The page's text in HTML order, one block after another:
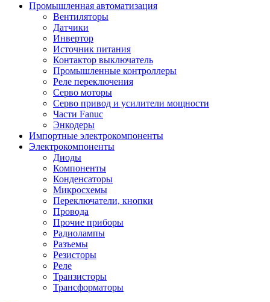
Промышленная автоматизация
Вентиляторы
Датчики
Инвертор
Источник питания
Контактор выключатель
Промышленные контроллеры
Реле переключения
Серво моторы
Серво привод и усилители мощности
Части Fanuc
Энкодеры
Импортные электрокомпоненты
Электрокомпоненты
Диоды
Компоненты
Конденсаторы
Микросхемы
Переключатели, кнопки
Провода
Прочие приборы
Радиолампы
Разъемы
Резисторы
Реле
Транзисторы
Трансформаторы